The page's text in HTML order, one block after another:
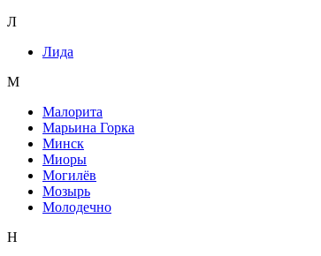
Л
Лида
М
Малорита
Марьина Горка
Минск
Миоры
Могилёв
Мозырь
Молодечно
Н